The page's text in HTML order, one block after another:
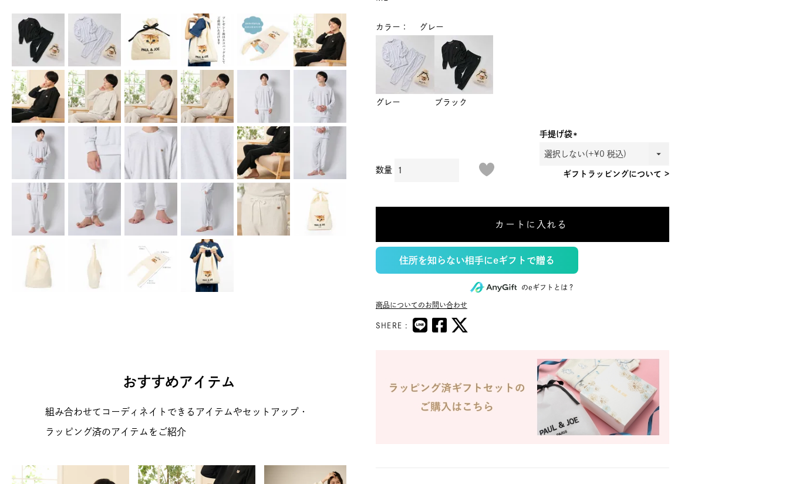
カラー グレー
グレー ブラック
手提げ袋
(必
ギフトラッピングについて >
カートに入れる
住所を知らない相手にeギフトで贈る
のeギフトとは？
商品についてのお問い合わせ
SHERE :
おすすめアイテム
組み合わせてコーディネイトできるアイテムやセットアップ・
ラッピング済のアイテムをご紹介